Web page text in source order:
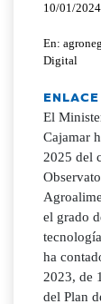
10/01/2024
En:
Digital
El
Cajamar
2025 del
el grado
ha
2023, de
del Plan